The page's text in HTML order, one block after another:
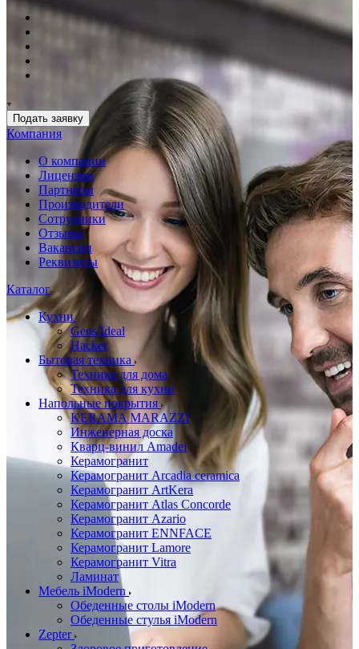
Подать заявку
Компания
О компании
Лицензии
Партнеры
Производители
Сотрудники
Отзывы
Вакансии
Реквизиты
Каталог
Кухни
Geos Ideal
Hacker
Бытовая техника
Техника для дома
Техника для кухни
Напольные покрытия
KERAMA MARAZZI
Инженерная доска
Кварц-винил Amadei
Керамогранит
Керамогранит Arcadia ceramica
Керамогранит ArtKera
Керамогранит Atlas Concorde
Керамогранит Azario
Керамогранит ENNFACE
Керамогранит Lamore
Керамогранит Vitra
Ламинат
Мебель iModern
Обеденные столы iModern
Обеденные стулья iModern
Zepter